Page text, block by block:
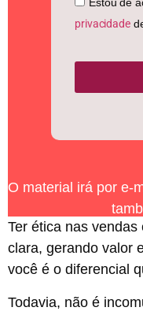
privacidade
O material irá por e-
Ter ética nas
clara, gerando valor
você é o diferencial
Todavia, não é